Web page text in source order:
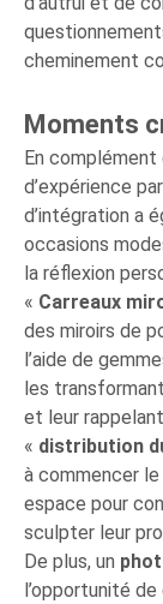
cheminement
Moments
En
d’expérience
d’intégration a
occasions
la réflexion
« Carreaux
des miroirs de
l’aide de
les
et leur
« distribution
à commencer
espace pour
sculpter leur
De plus, un
l’opportunité